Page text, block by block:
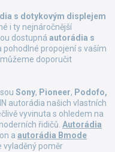
s dotykovým displejem
i ty nejnáročnější
dostupná autorádia s
propojení s vaším
doporučit
Sony, Pioneer, Podofo,
autorádia našich vlastních
vyvinuta s ohledem na
řidičů. Autorádia
a autorádia Bmode
vyladěný poměr